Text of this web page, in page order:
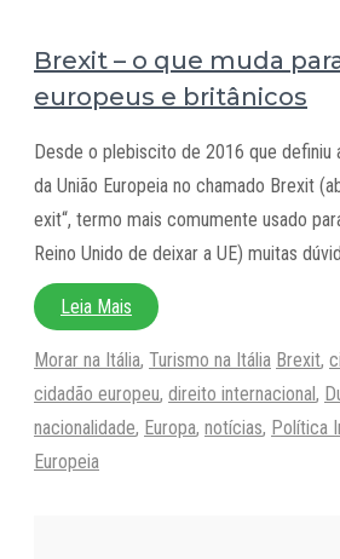
Brexit – o que muda
europeus e britânicos
Desde o plebiscito de 2016 que definiu
da União Europeia no chamado Brexit
exit“, termo mais comumente usado
Reino Unido de deixar a UE) muitas
Leia Mais
Categorias
Morar na Itália, Turismo na Itália Tags
Brexit,
cidadão europeu, direito internacional,
nacionalidade, Europa, notícias, Política
Europeia